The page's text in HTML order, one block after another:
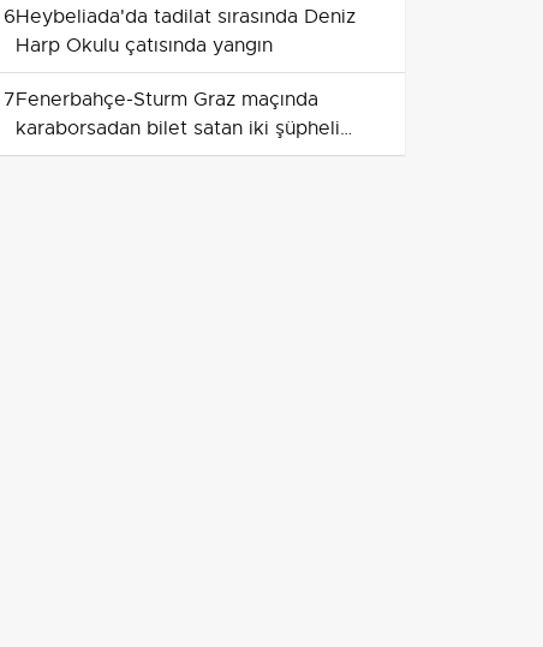
6Heybeliada'da tadilat sırasında Deniz
Harp Okulu çatısında yangın
7Fenerbahçe-Sturm Graz maçında
karaborsadan bilet satan iki şüpheli
tutuklandı